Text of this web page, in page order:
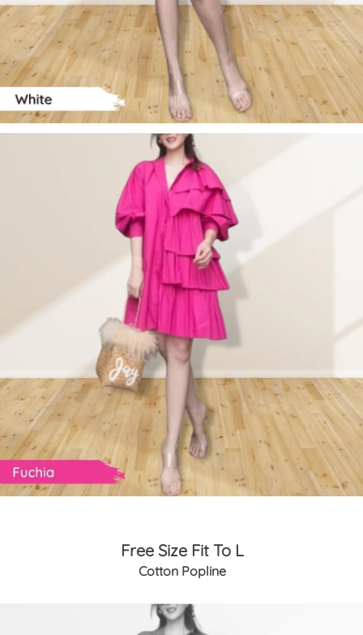
Free Size Fit To L
Cotton Popline